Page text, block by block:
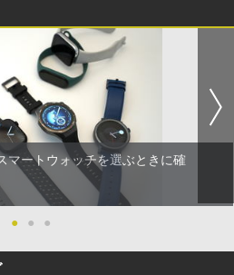
マートウォッチを選ぶときに確
● ● ●